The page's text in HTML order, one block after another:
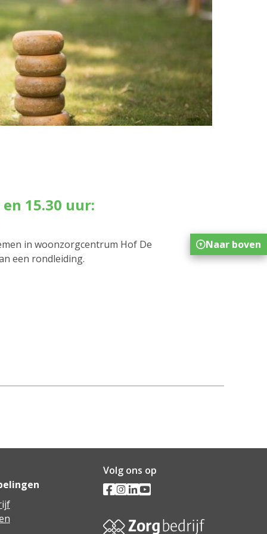
en 15.30 uur:
in woonzorgcentrum Hof De
een rondleiding.
Volg ons op
Naar boven